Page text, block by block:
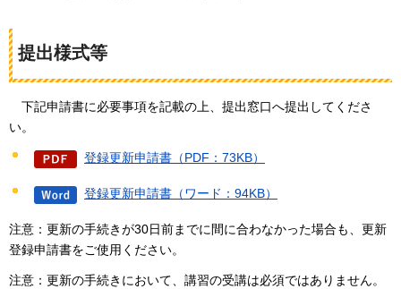
提出様式等
下記申請書に必要事項を記載の上、提出窓口へ提出してくださ
い。
登録更新申請書（PDF：73KB）
登録更新申請書（ワード：94KB）
注意：更新の手続きが30日前までに間に合わなかった場合も、更新
登録申請書をご使用ください。
注意：更新の手続きにおいて、講習の受講は必須ではありません。